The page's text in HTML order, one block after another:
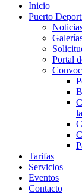
Inicio
Puerto
Portal
Tarifas
Servicios
Eventos
Contacto